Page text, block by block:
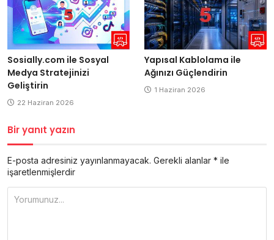
Sosially.com ile Sosyal
Medya Stratejinizi
Geliştirin
22 Haziran 2026
Yapısal Kablolama ile
Ağınızı Güçlendirin
1 Haziran 2026
Bir yanıt yazın
E-posta adresiniz yayınlanmayacak. Gerekli alanlar * ile
işaretlenmişlerdir